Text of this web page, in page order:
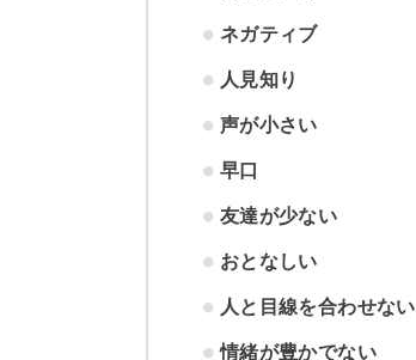
ネガティブ
人見知り
声が小さい
早口
友達が少ない
おとなしい
人と目線を合わせない
情緒が豊かでない